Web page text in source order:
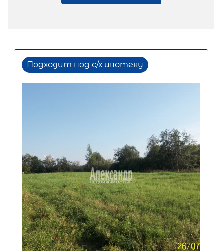
Подходит под с/х ипотеку